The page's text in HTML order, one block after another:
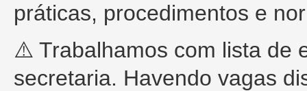
práticas, procedimentos e
⚠️ Trabalhamos com lista de
secretaria. Havendo vagas